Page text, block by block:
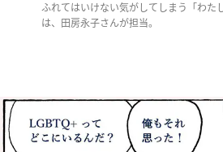
ふれてはいけない気がしてしまう「わた
は、田房永子さんが担当。